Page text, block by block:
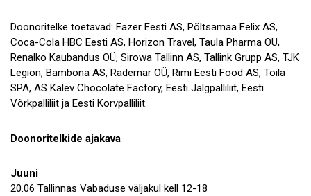
Doonoritelke toetavad: Fazer Eesti AS, Põltsamaa Felix AS,
Coca-Cola HBC Eesti AS, Horizon Travel, Taula Pharma OÜ,
Renalko Kaubandus OÜ, Sirowa Tallinn AS, Tallink Grupp AS, TJK
Legion, Bambona AS, Rademar OÜ, Rimi Eesti Food AS, Toila
SPA, AS Kalev Chocolate Factory, Eesti Jalgpalliliit, Eesti
Võrkpalliliit ja Eesti Korvpalliliit.
Doonoritelkide ajakava
Juuni
20.06 Tallinnas Vabaduse väljakul kell 12-18